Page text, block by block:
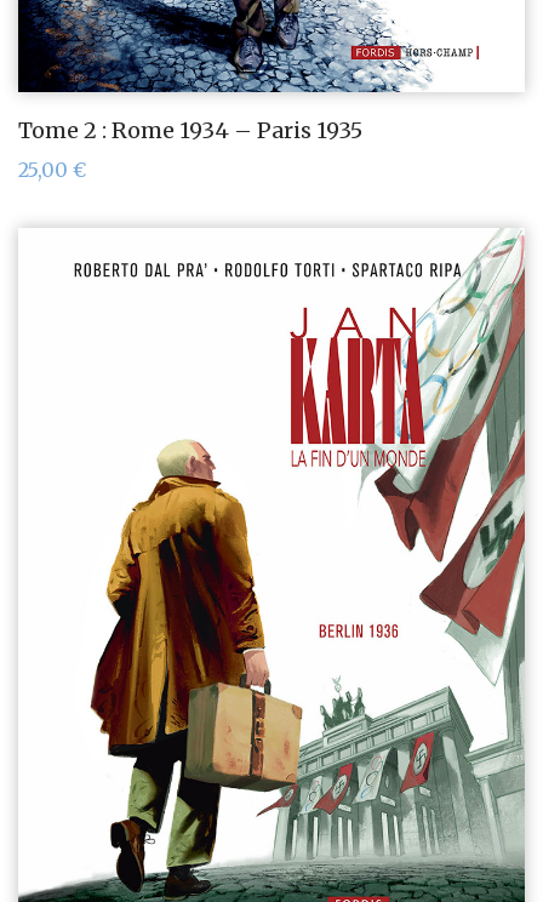
Tome 2 : Rome 1934 – Paris 1935
25,00 €